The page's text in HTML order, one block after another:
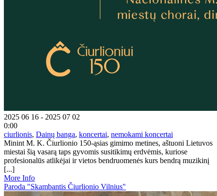
2025 06 16 - 2025 07 02
0:00
ciurlionis, Dainų banga, koncertai, nemokami koncertai
Minint M. K. Čiurlionio 150-ąsias gimimo metines, aštuoni Lietuvos
miestai šią vasarą taps gyvomis susitikimų erdvėmis, kuriose
profesionalūs atlikėjai ir vietos bendruomenės kurs bendrą muzikinį
[...]
More Info
Paroda "Skambantis Čiurlionio Vilnius"